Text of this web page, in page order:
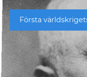
Första